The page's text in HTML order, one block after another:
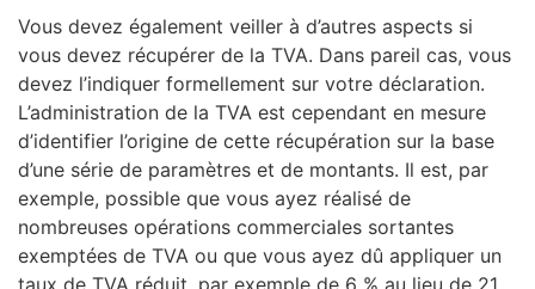
Vous devez également veiller à d’autres aspects si
vous devez récupérer de la TVA. Dans pareil cas, vous
devez l’indiquer formellement sur votre déclaration.
L’administration de la TVA est cependant en mesure
d’identifier l’origine de cette récupération sur la base
d’une série de paramètres et de montants. Il est, par
exemple, possible que vous ayez réalisé de
nombreuses opérations commerciales sortantes
exemptées de TVA ou que vous ayez dû appliquer un